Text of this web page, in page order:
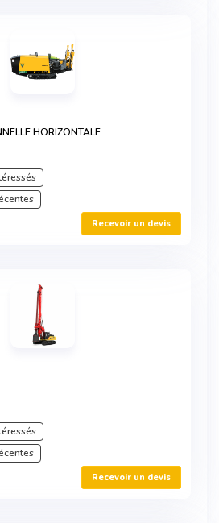
HORIZONTALE
Recevoir un devis
Recevoir un devis